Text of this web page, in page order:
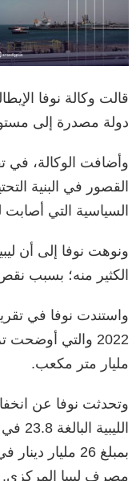
قالت وكالة نوفا
دولة مصدرة إلى
وأضافت الوكالة، في
القصور في البنية
السياسية التي أصابت
ونوهت نوفا إلى أن
الكثير منه؛ بسبب نقص
واستندت نوفا في
مليار متر مكعب.
وتحدثت نوفا عن
مصرف ليبيا المركزي.